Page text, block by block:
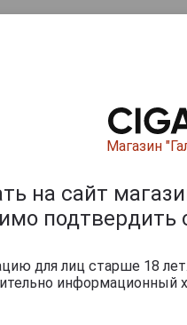
20 483 руб.
отзыв:
Магазин
на сайт
для лиц старше 18
информационный